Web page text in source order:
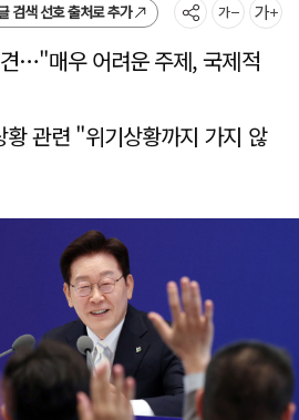
검색 선호 출처로 추가
…"매우 어려운 주제, 국제적
황 관련 "위기상황까지 가지 않